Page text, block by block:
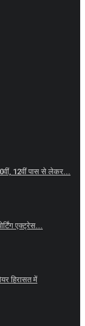
12वीं पास से लेकर...
एक्ट्रेस...
हिरासत में